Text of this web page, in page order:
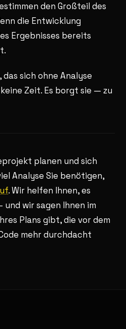
den Großteil des
die Entwicklung
Ergebnisses bereits
sich ohne Analyse
Zeit. Es borgt sie — zu
planen und sich
Analyse Sie benötigen,
. Wir helfen Ihnen, es
wir sagen Ihnen im
Plans gibt, die vor dem
mehr durchdacht